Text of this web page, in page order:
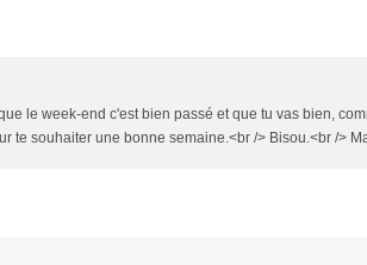
le week-end c'est bien passé et que tu vas bien,
te souhaiter une bonne semaine.<br /> Bisou.<br />